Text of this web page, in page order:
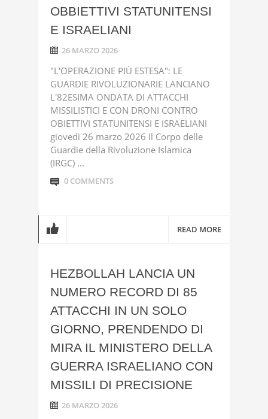
OBBIETTIVI STATUNITENSI
E ISRAELIANI
26 MARZO 2026
"L'OPERAZIONE PIÙ ESTESA": LE
GUARDIE RIVOLUZIONARIE LANCIANO
L'82ESIMA ONDATA DI ATTACCHI
MISSILISTICI E CON DRONI CONTRO
OBIETTIVI STATUNITENSI E ISRAELIANI
giovedì 26 marzo 2026 Il Corpo delle
Guardie della Rivoluzione Islamica
(IRGC) ...
0 COMMENTS
READ MORE
HEZBOLLAH LANCIA UN
NUMERO RECORD DI 85
ATTACCHI IN UN SOLO
GIORNO, PRENDENDO DI
MIRA IL MINISTERO DELLA
GUERRA ISRAELIANO CON
MISSILI DI PRECISIONE
26 MARZO 2026